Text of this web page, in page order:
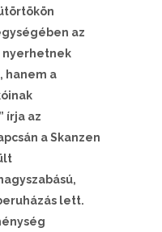
az
nyerhetnek
hanem a
írja az
a Skanzen
lett.